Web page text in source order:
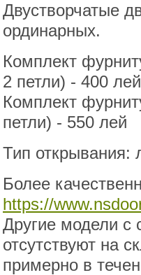
Двустворчатые
ординарных.
Комплект
2 петли) - 400 лей
Комплект
петли) - 550 лей
Тип открывания:
Более
https://
Другие модели с
отсутствуют на
примерно в